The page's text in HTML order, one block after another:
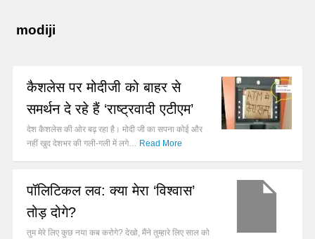
modiji
कैशलेस पर मोदीजी को बाहर से
समर्थन दे रहे हैं ‘राष्ट्रवादी एटीएम’
देश कैशलेस की ओर बढ़ रहा है। मोदी जी का सपना कोई और
नहीं खुद देशभर की गली-गली में लगे… Read More
पॉलिटिकल लव: क्या मेरा ‘विश्वास’
तोड़ दोगे?
तुम मेरे लिए कुछ नया कब करोगे? देखो, मैंने तुम्हारे लिए साल को